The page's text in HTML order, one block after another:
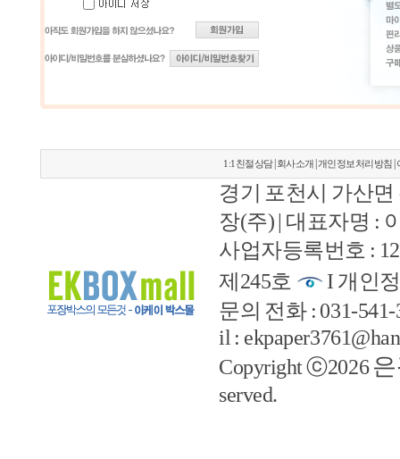
1:1친절상담| 회사소개 개인정보처리방침
경기 포천시 가산
장(주) | 대표자명 :
사업자등록번호 :
제245호
I 개인
문의 전화 : 031-541-
il :
Copyright ⓒ2026
served.